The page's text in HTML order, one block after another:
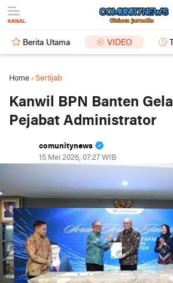
Berita Utama VIDEO
Home › Sertijab
Kanwil BPN Banten
Pejabat Administrator
comunitynews
15 Mei 2026, 07:27 WIB